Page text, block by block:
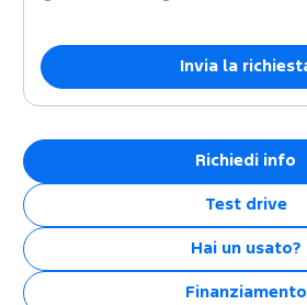
Richiedi info
Test drive
Hai un usato?
Finanziamento